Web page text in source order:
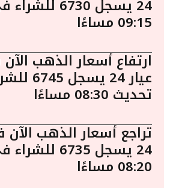
24 يسجل 6730
09:15 مساءًا
ارتفاع أسعار الذهب
عيار 24
تحديث 08:30 مساءًا
تراجع أسعار الذهب
24 يسجل 6735
08:20 مساءًا